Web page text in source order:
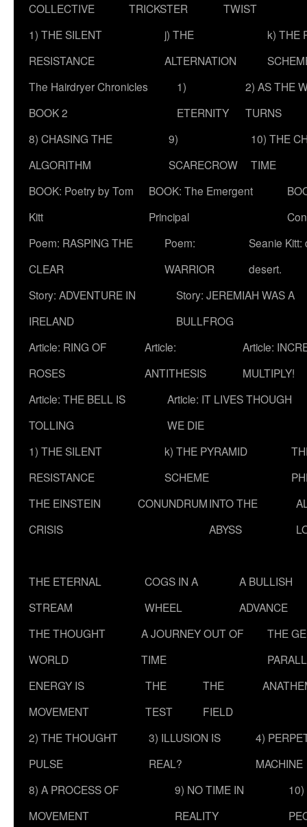
COLLECTIVE
TRICKSTER
TWIST
1) THE SILENT
RESISTANCE
j) THE
ALTERNATION
k) THE
The Hairdryer Chronicles
BOOK 2
1)
ETERNITY
2) AS THE
TURNS
8) CHASING THE
ALGORITHM
9)
SCARECROW
10) THE
TIME
BOOK: Poetry by Tom
Kitt
BOOK: The Emergent
Principal
Poem: RASPING THE
CLEAR
Poem:
WARRIOR
Seanie Kitt:
desert.
Story: ADVENTURE IN
IRELAND
Story: JEREMIAH WAS A
BULLFROG
Article: RING OF
ROSES
Article:
ANTITHESIS
Article:
MULTIPLY!
Article: THE BELL IS
TOLLING
Article: IT LIVES THOUGH
WE DIE
1) THE SILENT
RESISTANCE
k) THE PYRAMID
SCHEME
THE EINSTEIN
CRISIS
CONUNDRUMINTO THE
ABYSS
THE ETERNAL
STREAM
COGS IN A
WHEEL
A BULLISH
ADVANCE
THE THOUGHT
WORLD
A JOURNEY OUT OF
TIME
THE
ENERGY IS
MOVEMENT
THE
TEST
THE
FIELD
2) THE THOUGHT
PULSE
3) ILLUSION IS
REAL?
4)
MACHINE
8) A PROCESS OF
MOVEMENT
9) NO TIME IN
REALITY